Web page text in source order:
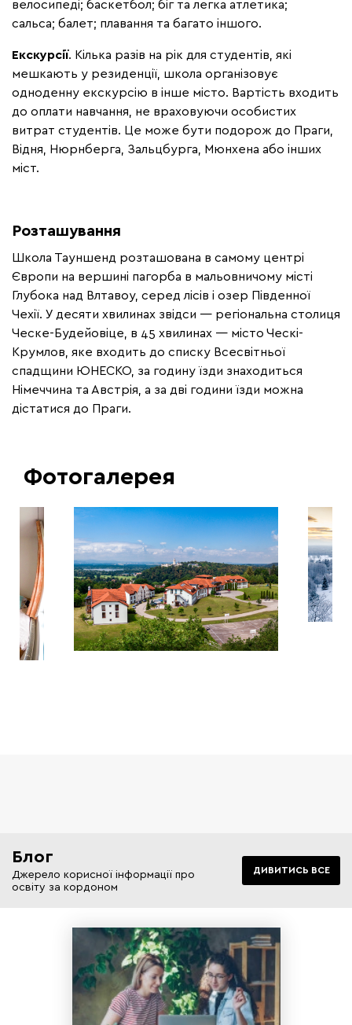
велосипеді; баскетбол; біг та легка атлетика;
сальса; балет; плавання та багато іншого.
Екскурсії. Кілька разів на рік для студентів, які
мешкають у резиденції, школа організовує
одноденну екскурсію в інше місто. Вартість входить
до оплати навчання, не враховуючи особистих
витрат студентів. Це може бути подорож до Праги,
Відня, Нюрнберга, Зальцбурга, Мюнхена або інших
міст.
Розташування
Школа Тауншенд розташована в самому центрі
Європи на вершині пагорба в мальовничому місті
Глубока над Влтавоу, серед лісів і озер Південної
Чехії. У десяти хвилинах звідси — регіональна столиця
Ческе-Будейовіце, в 45 хвилинах — місто Ческі-
Крумлов, яке входить до списку Всесвітньої
спадщини ЮНЕСКО, за годину їзди знаходиться
Німеччина та Австрія, а за дві години їзди можна
дістатися до Праги.
Фотогалерея
Блог
Джерело корисної інформації про
освіту за кордоном
ДИВИТИСЬ ВСЕ